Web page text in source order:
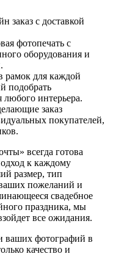
заказ с доставкой
фотопечать с
оборудования и
для каждой
подобрать
интерьера.
заказ
покупателей,
всегда готова
к каждому
размер, тип
пожеланий и
свадебное
праздника, мы
все ожидания.
ваших фотографий в
качество и